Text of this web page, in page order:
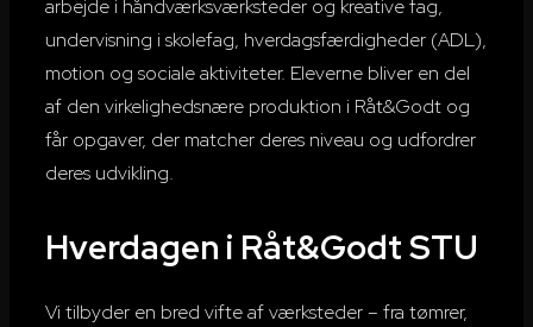
arbejde i håndværksværksteder og kreative fag,
undervisning i skolefag, hverdagsfærdigheder (ADL),
motion og sociale aktiviteter. Eleverne bliver en del
af den virkelighedsnære produktion i Råt&Godt og
får opgaver, der matcher deres niveau og udfordrer
deres udvikling.
Hverdagen i Råt&Godt STU
Vi tilbyder en bred vifte afværksteder– fra tømrer,